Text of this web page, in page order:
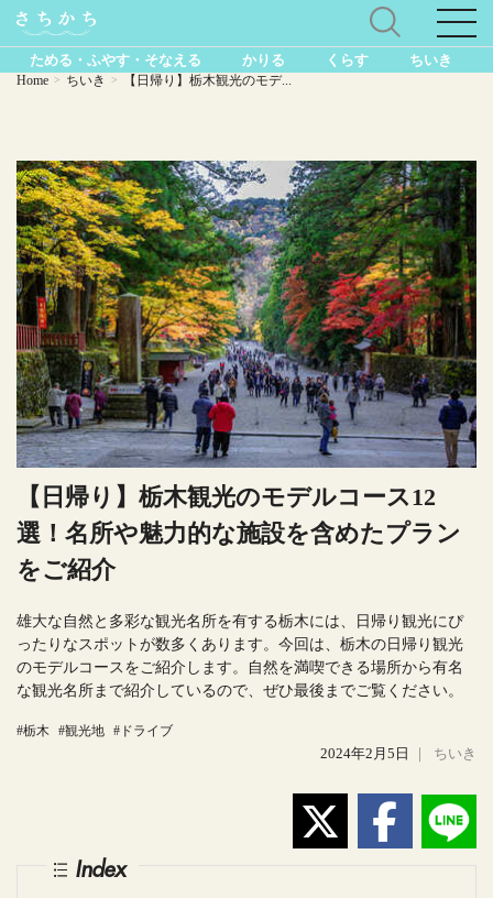
ためる・ふやす・そなえる かりる くらす ちいき
Home > ちいき > 【日帰り】栃木観光のモデ...
【日帰り】栃木観光のモデルコース12
選！名所や魅力的な施設を含めたプラン
をご紹介
雄大な自然と多彩な観光名所を有する栃木には、日帰り観光にぴ
ったりなスポットが数多くあります。今回は、栃木の日帰り観光
のモデルコースをご紹介します。自然を満喫できる場所から有名
な観光名所まで紹介しているので、ぜひ最後までご覧ください。
#栃木 #観光地 #ドライブ
2024年2月5日 ｜ ちいき
Index